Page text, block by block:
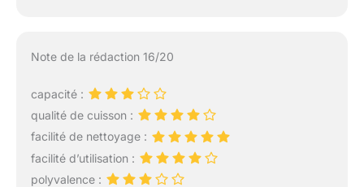
Note de la rédaction 16/20
capacité :
qualité de cuisson :
facilité de nettoyage :
facilité d’utilisation :
polyvalence :